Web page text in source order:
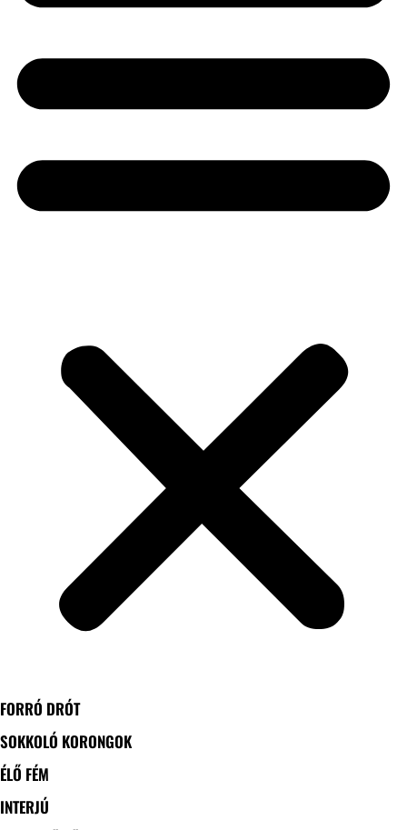
FORRÓ DRÓT
SOKKOLÓ KORONGOK
ÉLŐ FÉM
INTERJÚ